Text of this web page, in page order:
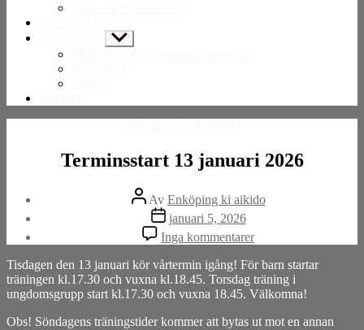
Visa
undermeny
Terminsstart 13 januari 2026
Inläggsförfattare
Av Enköping ki aikido
Inläggsdatum
januari 5, 2026
Inga kommentarertill
Terminsstart
13
januari
2026
Tisdagen den 13 januari kör vårtermin igång! För barn startar
träningen kl.17.30 och vuxna kl.18.45. Torsdag träning i
ungdomsgrupp start kl.17.30 och vuxna 18.45. Välkomna!
Obs! Söndagens träningstider kommer att bytas ut mot en annan